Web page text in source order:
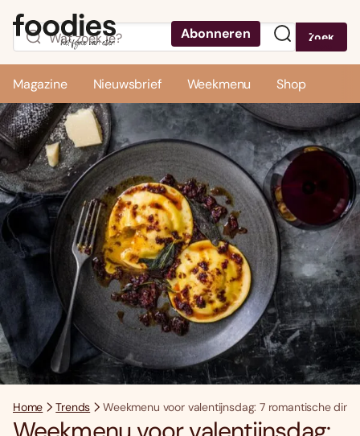
Abonneren Zoek
Magazine Nieuwsbrief Weekmenu Shop
Home Trends Weekmenu voor valentijnsdag: 7 romantische